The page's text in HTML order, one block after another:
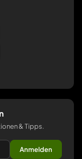
& Tipps.
Anmelden